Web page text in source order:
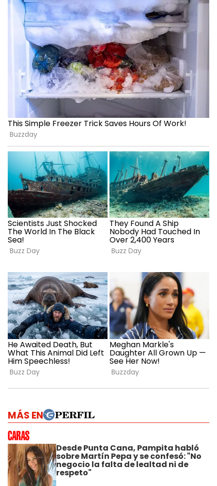
MÁS EN
Desde Punta Cana, Pampita habló
sobre Martín Pepa y se confesó: "No
negocio la falta de lealtad ni de
respeto"